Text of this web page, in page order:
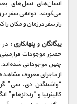
انسان‌های نسل‌های
می‌گویند، توانائی سفر در
راز سفر در زمان و مکان
بيگانگان و پنهانکاری : در
حضور موجودات
چنین موجوداتی شده‌اند.
از ماجرای معروف
“واشینگتن دی. سی”
کالیفرنیا و